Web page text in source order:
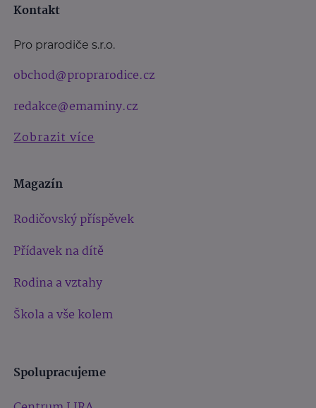
Kontakt
Pro prarodiče s.r.o.
obchod@proprarodice.cz
redakce@emaminy.cz
Zobrazit více
Magazín
Rodičovský příspěvek
Přídavek na dítě
Rodina a vztahy
Škola a vše kolem
Spolupracujeme